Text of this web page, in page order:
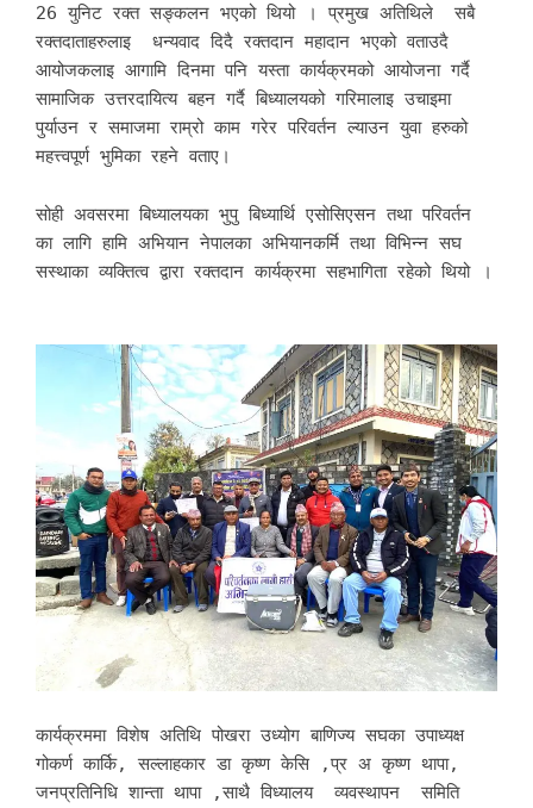
26 युनिट रक्त सङ्कलन भएको थियो । प्रमुख अतिथिले सबै
रक्तदाताहरुलाइ धन्यवाद दिदै रक्तदान महादान भएको वताउदै
आयोजकलाइ आगामि दिनमा पनि यस्ता कार्यक्रमको आयोजना गर्दै
सामाजिक उत्तरदायित्य बहन गर्दै बिध्यालयको गरिमालाइ उचाइमा
पुर्याउन र समाजमा राम्रो काम गरेर परिवर्तन ल्याउन युवा हरुको
महत्त्वपूर्ण भुमिका रहने वताए।
सोही अवसरमा बिध्यालयका भुपु बिध्यार्थि एसाेसिएसन तथा परिवर्तन
का लागि हामि अभियान नेपालका अभियानकर्मि तथा विभिन्न सघ
सस्थाका व्यक्तित्व द्वारा रक्तदान कार्यक्रमा सहभागिता रहेको थियो ।
कार्यक्रममा विशेष अतिथि पोखरा उध्योग बाणिज्य सघका उपाध्यक्ष
गोकर्ण कार्कि, सल्लाहकार डा कृष्ण केसि ,प्र अ कृष्ण थापा,
जनप्रतिनिधि शान्ता थापा ,साथै विध्यालय व्यवस्थापन समिति